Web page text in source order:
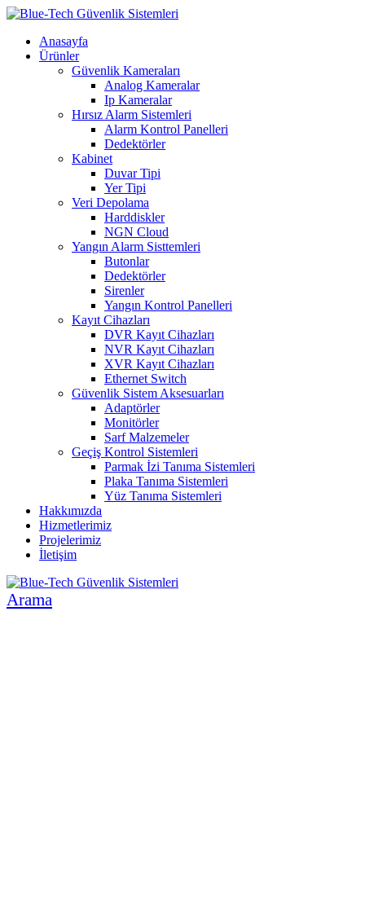
Anasayfa
Ürünler
Güvenlik Kameraları
Analog Kameralar
Ip Kameralar
Hırsız Alarm Sistemleri
Alarm Kontrol Panelleri
Dedektörler
Kabinet
Duvar Tipi
Yer Tipi
Veri Depolama
Harddiskler
NGN Cloud
Yangın Alarm Sisttemleri
Butonlar
Dedektörler
Sirenler
Yangın Kontrol Panelleri
Kayıt Cihazları
DVR Kayıt Cihazları
NVR Kayıt Cihazları
XVR Kayıt Cihazları
Ethernet Switch
Güvenlik Sistem Aksesuarları
Adaptörler
Monitörler
Sarf Malzemeler
Geçiş Kontrol Sistemleri
Parmak İzi Tanıma Sistemleri
Plaka Tanıma Sistemleri
Yüz Tanıma Sistemleri
Hakkımızda
Hizmetlerimiz
Projelerimiz
İletişim
Arama